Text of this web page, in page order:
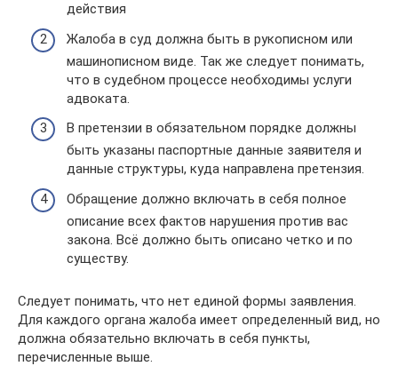
действия
Жалоба в суд должна быть в рукописном или
машинописном виде. Так же следует понимать,
что в судебном процессе необходимы услуги
адвоката.
В претензии в обязательном порядке должны
быть указаны паспортные данные заявителя и
данные структуры, куда направлена претензия.
Обращение должно включать в себя полное
описание всех фактов нарушения против вас
закона. Всё должно быть описано четко и по
существу.
Следует понимать, что нет единой формы заявления.
Для каждого органа жалоба имеет определенный вид, но
должна обязательно включать в себя пункты,
перечисленные выше.